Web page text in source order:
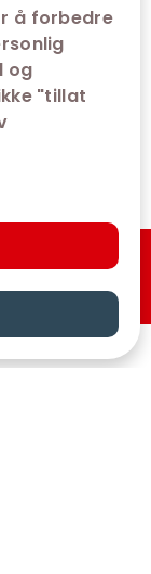
å forbedre
og
"tillat
Hurtigkjøp